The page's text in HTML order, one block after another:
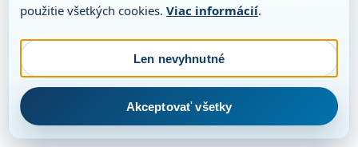
použitie všetkých cookies. Viac informácií.
Len nevyhnutné
Akceptovať všetky